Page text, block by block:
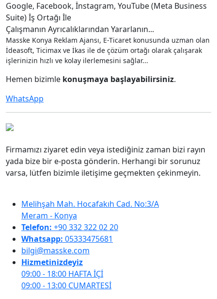
Google, Facebook, İnstagram, YouTube (Meta Business
Suite) İş Ortağı İle
Çalışmanın Ayrıcalıklarından Yararlanın...
Masske Konya Reklam Ajansı, E-Ticaret konusunda uzman olan
İdeasoft, Ticimax ve İkas ile de çözüm ortağı olarak çalışarak
işlerinizin hızlı ve kolay ilerlemesini sağlar...
Hemen bizimle konuşmaya başlayabilirsiniz.
WhatsApp
Firmamızı ziyaret edin veya istediğiniz zaman bizi rayın
yada bize bir e-posta gönderin. Herhangi bir sorunuz
varsa, lütfen bizimle iletişime geçmekten çekinmeyin.
Melihşah Mah. Hocafakıh Cad. No:3/A
Meram - Konya
Telefon: +90 332 322 02 20
Whatsapp: 05333475681
bilgi@masske.com
Hizmetinizdeyiz
09:00 - 18:00 HAFTA İÇİ
09:00 - 13:00 CUMARTESİ